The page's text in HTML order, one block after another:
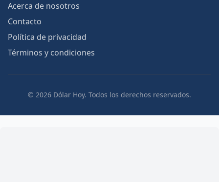
Acerca de nosotros
Contacto
Política de privacidad
Términos y condiciones
© 2026 Dólar Hoy. Todos los derechos reservados.